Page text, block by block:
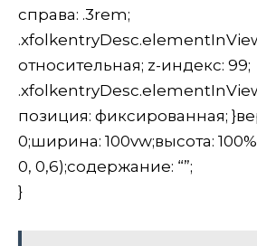
справа: .3rem;
относительная; z-индекс: 99;
позиция: фиксированная;
0;ширина: 100vw;высота:
0, 0,6);содержание: “”;
}